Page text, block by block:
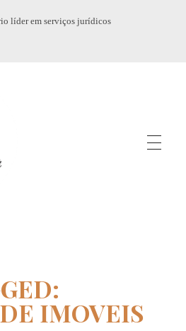
líder em serviços jurídicos
IMOVEIS